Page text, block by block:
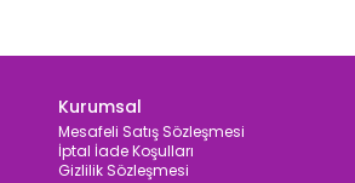
Kurumsal
Mesafeli Satış Sözleşmesi
İptal İade Koşulları
Gizlilik Sözleşmesi